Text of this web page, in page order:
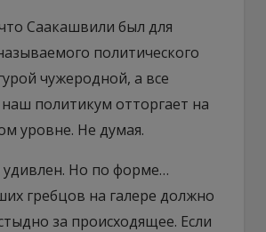
Саакашвили был для
политического
чужеродной, а все
политикум отторгает на
уровне. Не думая.
удивлен. Но по форме…
гребцов на галере должно
за происходящее. Если